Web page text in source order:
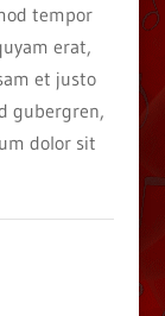
tempor
erat,
et justo
gubergren,
dolor sit